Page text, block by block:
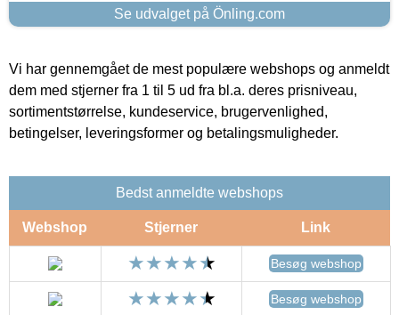
Se udvalget på Önling.com
Vi har gennemgået de mest populære webshops og anmeldt
dem med stjerner fra 1 til 5 ud fra bl.a. deres prisniveau,
sortimentstørrelse, kundeservice, brugervenlighed,
betingelser, leveringsformer og betalingsmuligheder.
Bedst anmeldte webshops
Webshop Stjerner Link
Besøg webshop
Besøg webshop